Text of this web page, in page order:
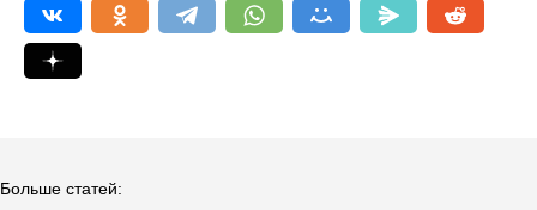
Больше статей: